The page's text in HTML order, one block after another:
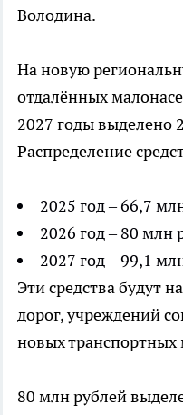
Володина.
На новую
отдалённых
2027 годы выделено
Распределение
2025 год – 66,7
2026 год – 80 млн
2027 год – 99,1
Эти средства будут
дорог, учреждений
новых
80 млн рублей